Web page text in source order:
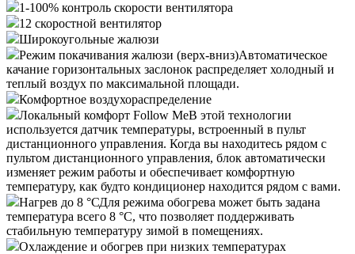
1-100% контроль скорости вентилятора
12 скоростной вентилятор
Широкоугольные жалюзи
Режим покачивания жалюзи (верх-вниз)Автоматическое
качание горизонтальных заслонок распределяет холодный и
теплый воздух по максимальной площади.
Комфортное воздухораспределение
Локальный комфорт Follow MeВ этой технологии
используется датчик температуры, встроенный в пульт
дистанционного управления. Когда вы находитесь рядом с
пультом дистанционного управления, блок автоматически
изменяет режим работы и обеспечивает комфортную
температуру, как будто кондиционер находится рядом с вами.
Нагрев до 8 °СДля режима обогрева может быть задана
температура всего 8 °С, что позволяет поддерживать
стабильную температуру зимой в помещениях.
Охлаждение и обогрев при низких температурах